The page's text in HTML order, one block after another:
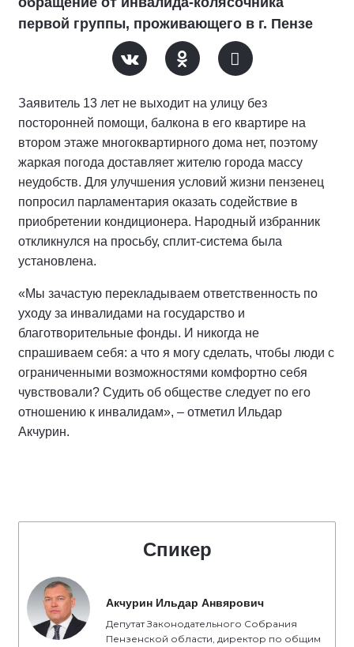
первой группы, проживающего в г. Пензе
Заявитель 13 лет не выходит на улицу без
посторонней помощи, балкона в его квартире на
втором этаже многоквартирного дома нет, поэтому
жаркая погода доставляет жителю города массу
неудобств. Для улучшения условий жизни пензенец
попросил парламентария оказать содействие в
приобретении кондиционера. Народный избранник
откликнулся на просьбу, сплит-система была
установлена.
«Мы зачастую перекладываем ответственность по
уходу за инвалидами на государство и
благотворительные фонды. И никогда не
спрашиваем себя: а что я могу сделать, чтобы люди с
ограниченными возможностями комфортно себя
чувствовали? Судить об обществе следует по его
отношению к инвалидам», – отметил Ильдар
Акчурин.
Спикер
Акчурин Ильдар Анвярович
Депутат Законодательного Собрания
Пензенской области, директор по общим